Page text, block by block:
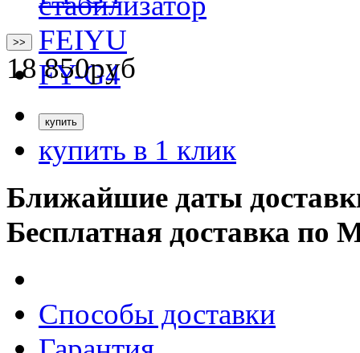
>>
18 850руб
купить в 1 клик
Ближайшие даты
Бесплатная доставка по
Способы доставки